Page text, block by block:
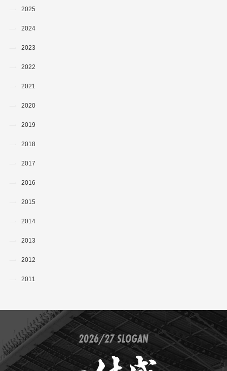
2025
2024
2023
2022
2021
2020
2019
2018
2017
2016
2015
2014
2013
2012
2011
2026/27 SLOGAN